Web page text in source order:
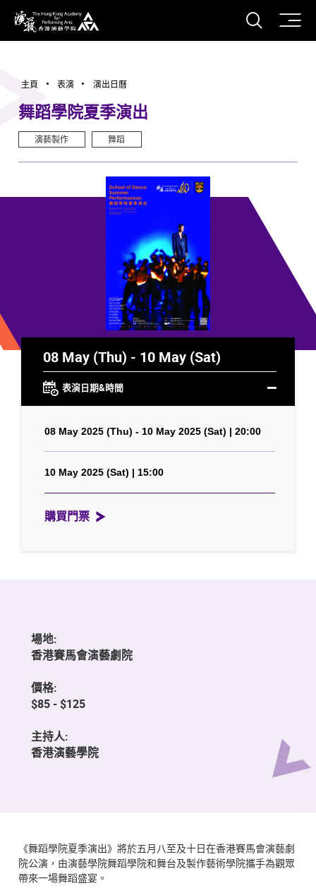
香港演藝學院
打開
主頁 表演 演出日曆
舞蹈學院夏季演出
演藝製作 舞蹈
08 May (Thu) - 10 May (Sat)
表演日期&時間
08 May 2025 (Thu) - 10 May 2025 (Sat) | 20:00
10 May 2025 (Sat) | 15:00
購買門票
場地:
香港賽馬會演藝劇院
價格:
$85 - $125
主持人:
香港演藝學院
《舞蹈學院夏季演出》將於五月八至及十日在香港賽馬會演藝劇
院公演，由演藝學院舞蹈學院和舞台及製作藝術學院攜手為觀眾
帶來一場舞蹈盛宴。